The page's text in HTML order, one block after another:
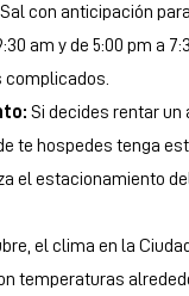
con anticipación
am y de 5:00 pm a
complicados.
Si decides rentar un
te hospedes tenga
el estacionamiento
el clima en la
temperaturas